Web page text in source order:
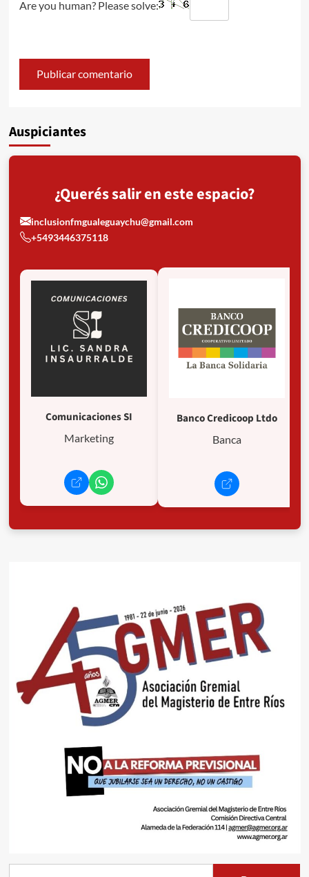
Are you human? Please solve:
Auspiciantes
¿Querés salir en este espacio?
inclusionfmgualeguaychu@gmail.com
+5493446375118
Comunicaciones SI
Marketing
Banco Credicoop Ltdo
Banca